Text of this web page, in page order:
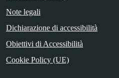
Note legali
Dichiarazione di accessibilità
Obiettivi di Accessibilità
Cookie Policy (UE)